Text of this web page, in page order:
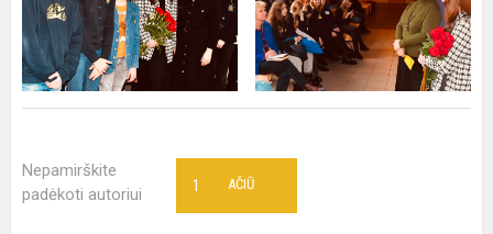
Nepamirškite
padėkoti autoriui
AČIŪ
1